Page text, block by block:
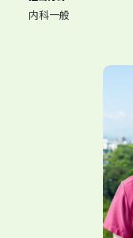
内科一般